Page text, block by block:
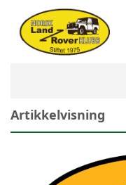
Artikkelvisning